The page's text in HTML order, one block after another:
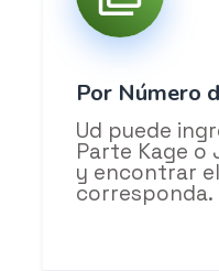
Por Número
Ud puede
Parte Kage o
y encontrar
corresponda.